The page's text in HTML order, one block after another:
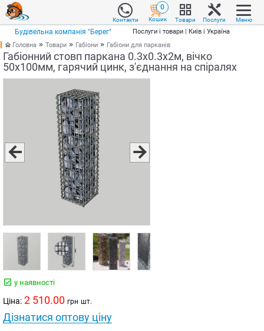
Будівельна компанія "Берег" Послуги і товари | Київ і Україна
Контакти
0
Кошик Товари Послуги Меню
Головна Товари Габіони Габіони для парканів
Габіонний стовп паркана 0.3х0.3х2м, вічко
50х100мм, гарячий цинк, з'єднання на спіралях
у наявності
Ціна: 2 510.00 грн шт.
Дізнатися оптову ціну